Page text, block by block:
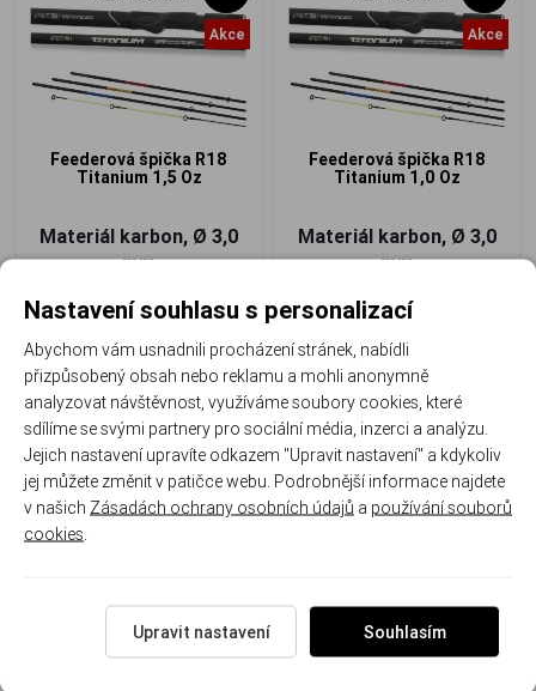
Akce
Feederová špička R18
Titanium 1,5 Oz
Materiál karbon, Ø 3,0
mm
932 Kč / ks
Akce
Feederová špička R18
Titanium 1,0 Oz
Materiál karbon, Ø 3,0
mm
932 Kč
-7%
Akce
Feederová špička R18
Titanium 0,75 Oz
-7%
Akce
Feederová špička R18
Nastavení souhlasu s personalizací
Abychom vám usnadnili procházení stránek, nabídli
přizpůsobený obsah nebo reklamu a mohli anonymně
analyzovat návštěvnost, využíváme soubory cookies, které
sdílíme se svými partnery pro sociální média, inzerci a analýzu.
Jejich nastavení upravíte odkazem "Upravit nastavení" a kdykoliv
jej můžete změnit v patičce webu. Podrobnější informace najdete
v našich Zásadách ochrany osobních údajů a používání souborů
cookies
Upravit nastavení Souhlasím